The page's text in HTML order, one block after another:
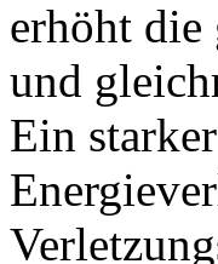
erhöht
und
Ein